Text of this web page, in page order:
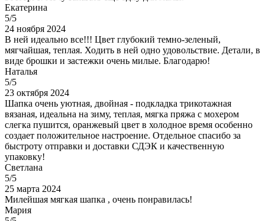
Екатерина
5/5
24 ноября 2024
В ней идеально все!!! Цвет глубокий темно-зеленый,
мягчайшая, теплая. Ходить в ней одно удовольствие. Детали, в
виде брошки и застежки очень милые. Благодарю!
Наталья
5/5
23 октября 2024
Шапка очень уютная, двойная - подкладка трикотажная
вязаная, идеальна на зиму, теплая, мягка пряжа с мохером
слегка пушится, оранжевый цвет в холодное время особенно
создает положительное настроение. Отдельное спасибо за
быстроту отправки и доставки СДЭК и качественную
упаковку!
Светлана
5/5
25 марта 2024
Милейшая мягкая шапка , очень понравилась!
Мария